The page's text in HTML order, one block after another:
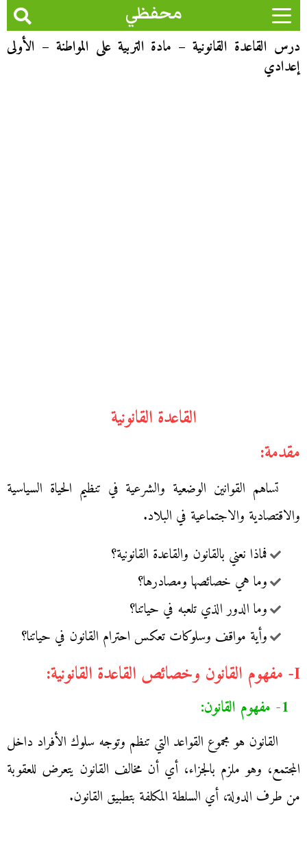
محفظي
درس القاعدة القانونية – مادة التربية على المواطنة – الأولى
إعدادي
القاعدة القانونية
مقدمة:
تساهم القوانين الوضعية والشرعية في تنظيم الحياة السياسية
والاقتصادية والاجتماعية في البلاد.
فماذا نعني بالقانون والقاعدة القانونية؟
وما هي خصائصها ومصادرها؟
وما الدور الذي تلعبه في حياتنا؟
وأية مواقف وسلوكات تعكس احترام القانون في حياتنا؟
I- مفهوم القانون وخصائص القاعدة القانونية:
1- مفهوم القانون:
القانون هو مجموع القواعد التي تنظم وتوجه سلوك الأفراد داخل
المجتمع، وهو ملزم بالجزاء، أي أن مخالف القانون يتعرض للعقوبة
من طرف الدولة، أي السلطة المكلفة بتطبيق القانون.